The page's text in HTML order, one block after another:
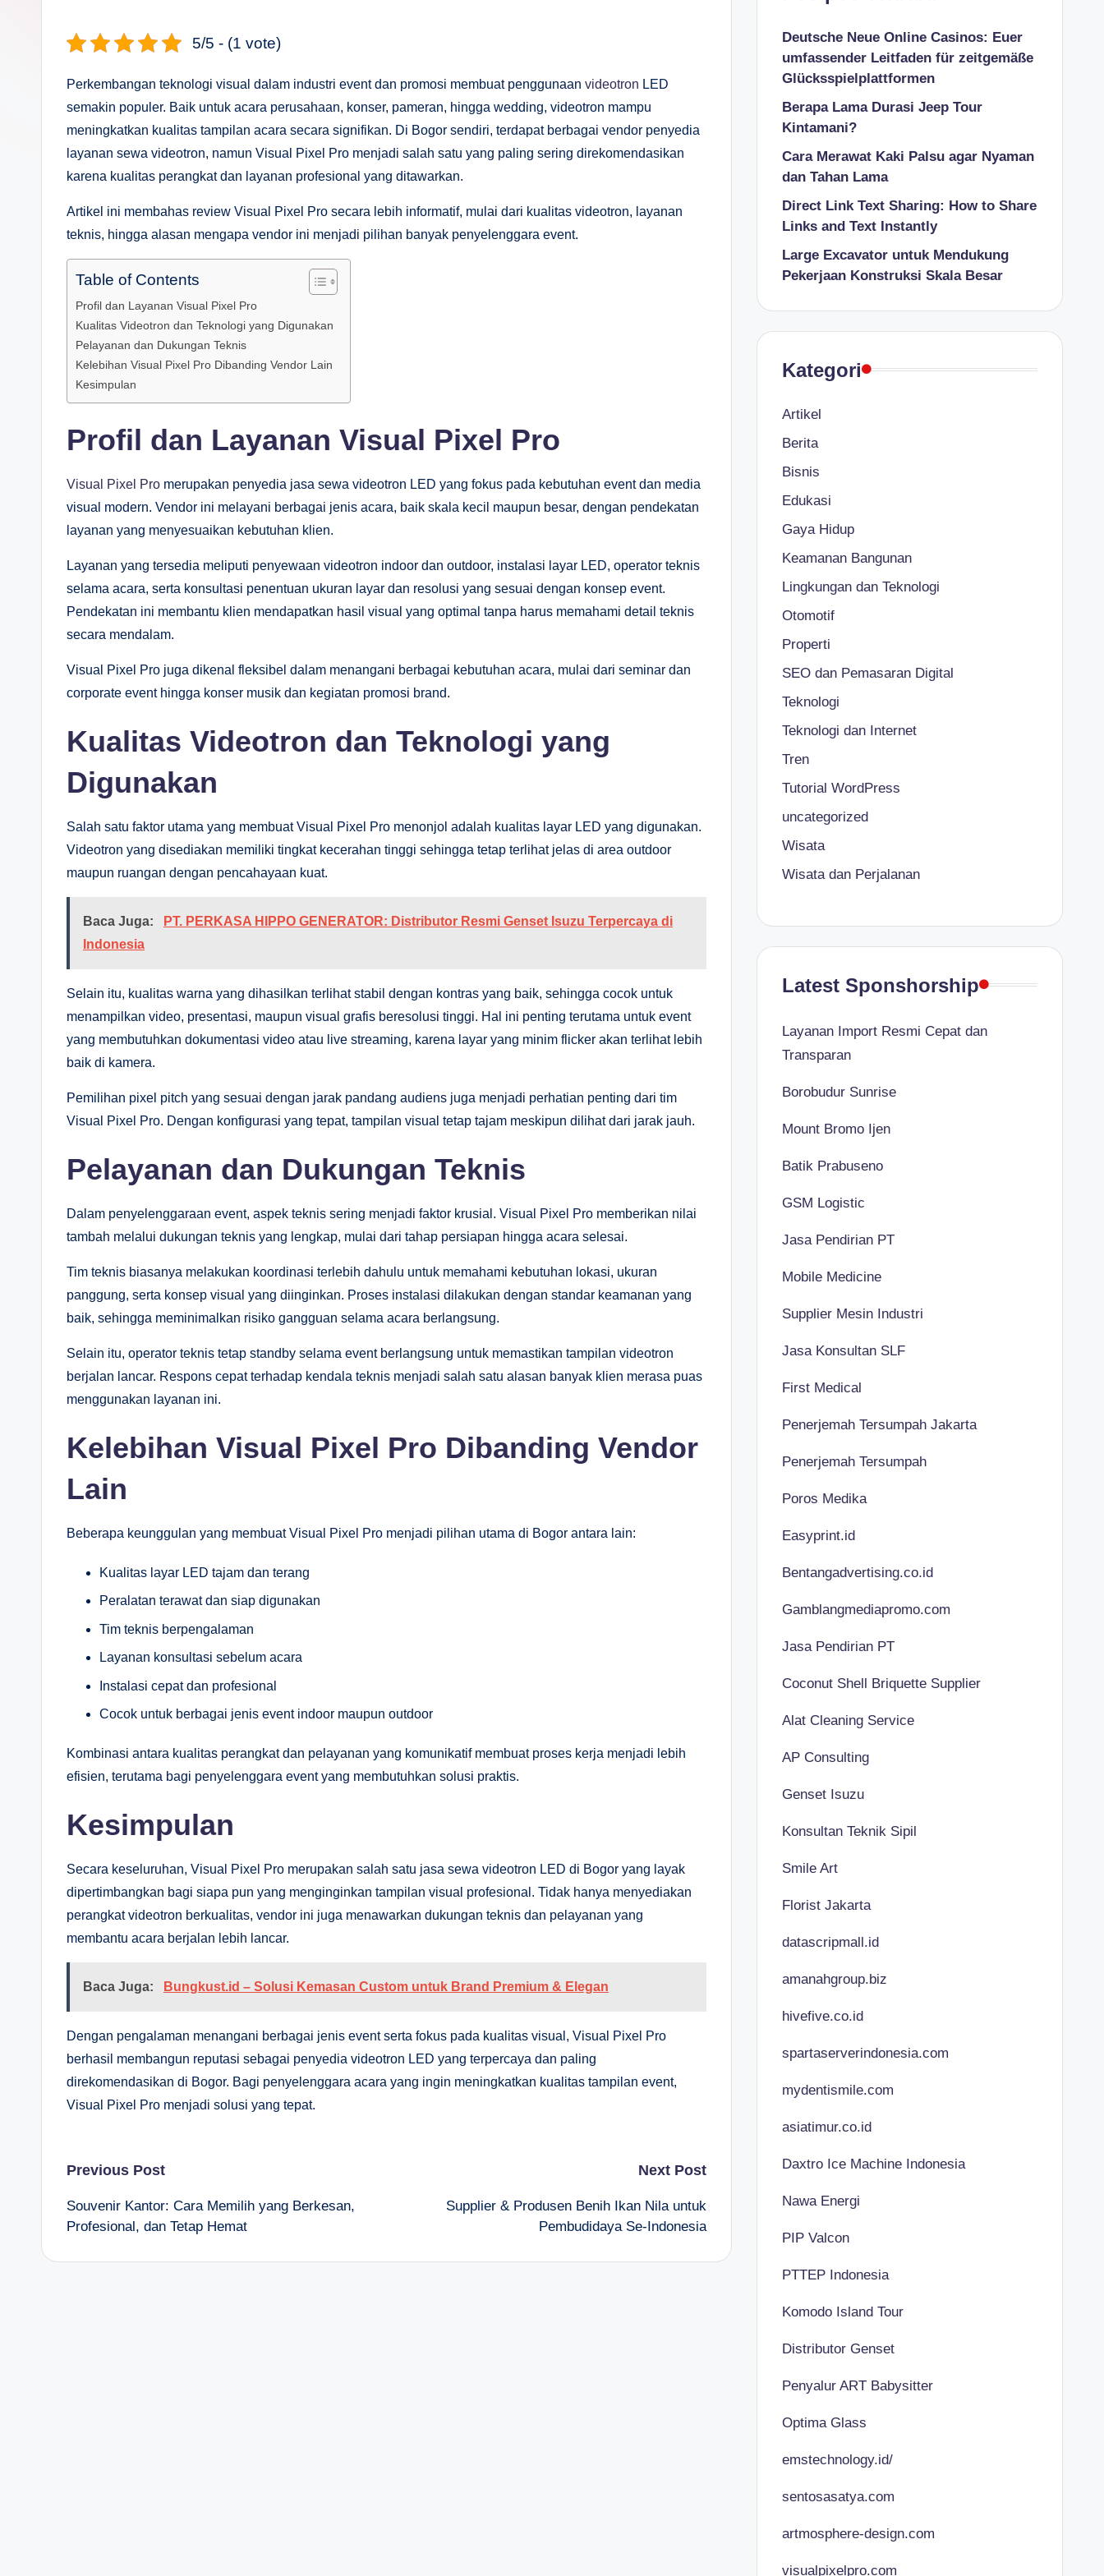
D
5/5 - (1 vote)
Perkembangan teknologi visual dalam industri event dan promosi membuat penggunaan videotron LED
semakin populer. Baik untuk acara perusahaan, konser, pameran, hingga wedding, videotron mampu
meningkatkan kualitas tampilan acara secara signifikan. Di Bogor sendiri, terdapat berbagai vendor penyedia
layanan sewa videotron, namun Visual Pixel Pro menjadi salah satu yang paling sering direkomendasikan
karena kualitas perangkat dan layanan profesional yang ditawarkan.
Artikel ini membahas review Visual Pixel Pro secara lebih informatif, mulai dari kualitas videotron, layanan
teknis, hingga alasan mengapa vendor ini menjadi pilihan banyak penyelenggara event.
Table of Contents
Profil dan Layanan Visual Pixel Pro
Kualitas Videotron dan Teknologi yang Digunakan
Pelayanan dan Dukungan Teknis
Kelebihan Visual Pixel Pro Dibanding Vendor Lain
Kesimpulan
Profil dan Layanan Visual Pixel Pro
Visual Pixel Pro merupakan penyedia jasa sewa videotron LED yang fokus pada kebutuhan event dan media
visual modern. Vendor ini melayani berbagai jenis acara, baik skala kecil maupun besar, dengan pendekatan
layanan yang menyesuaikan kebutuhan klien.
Layanan yang tersedia meliputi penyewaan videotron indoor dan outdoor, instalasi layar LED, operator teknis
selama acara, serta konsultasi penentuan ukuran layar dan resolusi yang sesuai dengan konsep event.
Pendekatan ini membantu klien mendapatkan hasil visual yang optimal tanpa harus memahami detail teknis
secara mendalam.
Visual Pixel Pro juga dikenal fleksibel dalam menangani berbagai kebutuhan acara, mulai dari seminar dan
corporate event hingga konser musik dan kegiatan promosi brand.
Kualitas Videotron dan Teknologi yang
Digunakan
Salah satu faktor utama yang membuat Visual Pixel Pro menonjol adalah kualitas layar LED yang digunakan.
Videotron yang disediakan memiliki tingkat kecerahan tinggi sehingga tetap terlihat jelas di area outdoor
maupun ruangan dengan pencahayaan kuat.
Baca Juga:
PT. PERKASA HIPPO GENERATOR: Distributor Resmi Genset Isuzu Terpercaya di
Indonesia
Selain itu, kualitas warna yang dihasilkan terlihat stabil dengan kontras yang baik, sehingga cocok untuk
menampilkan video, presentasi, maupun visual grafis beresolusi tinggi. Hal ini penting terutama untuk event
yang membutuhkan dokumentasi video atau live streaming, karena layar yang minim flicker akan terlihat lebih
baik di kamera.
Pemilihan pixel pitch yang sesuai dengan jarak pandang audiens juga menjadi perhatian penting dari tim
Visual Pixel Pro. Dengan konfigurasi yang tepat, tampilan visual tetap tajam meskipun dilihat dari jarak jauh.
Pelayanan dan Dukungan Teknis
Dalam penyelenggaraan event, aspek teknis sering menjadi faktor krusial. Visual Pixel Pro memberikan nilai
tambah melalui dukungan teknis yang lengkap, mulai dari tahap persiapan hingga acara selesai.
Tim teknis biasanya melakukan koordinasi terlebih dahulu untuk memahami kebutuhan lokasi, ukuran
panggung, serta konsep visual yang diinginkan. Proses instalasi dilakukan dengan standar keamanan yang
baik, sehingga meminimalkan risiko gangguan selama acara berlangsung.
Selain itu, operator teknis tetap standby selama event berlangsung untuk memastikan tampilan videotron
berjalan lancar. Respons cepat terhadap kendala teknis menjadi salah satu alasan banyak klien merasa puas
menggunakan layanan ini.
Kelebihan Visual Pixel Pro Dibanding Vendor
Lain
Beberapa keunggulan yang membuat Visual Pixel Pro menjadi pilihan utama di Bogor antara lain:
Kualitas layar LED tajam dan terang
Peralatan terawat dan siap digunakan
Tim teknis berpengalaman
Layanan konsultasi sebelum acara
Instalasi cepat dan profesional
Cocok untuk berbagai jenis event indoor maupun outdoor
Kombinasi antara kualitas perangkat dan pelayanan yang komunikatif membuat proses kerja menjadi lebih
efisien, terutama bagi penyelenggara event yang membutuhkan solusi praktis.
Kesimpulan
Secara keseluruhan, Visual Pixel Pro merupakan salah satu jasa sewa videotron LED di Bogor yang layak
dipertimbangkan bagi siapa pun yang menginginkan tampilan visual profesional. Tidak hanya menyediakan
perangkat videotron berkualitas, vendor ini juga menawarkan dukungan teknis dan pelayanan yang
membantu acara berjalan lebih lancar.
Baca Juga: Bungkust.id – Solusi Kemasan Custom untuk Brand Premium & Elegan
Dengan pengalaman menangani berbagai jenis event serta fokus pada kualitas visual, Visual Pixel Pro
berhasil membangun reputasi sebagai penyedia videotron LED yang terpercaya dan paling
direkomendasikan di Bogor. Bagi penyelenggara acara yang ingin meningkatkan kualitas tampilan event,
Visual Pixel Pro menjadi solusi yang tepat.
Post
navigation
Previous Post
Souvenir Kantor: Cara Memilih yang Berkesan,
Profesional, dan Tetap Hemat
Next Post
Supplier & Produsen Benih Ikan Nila untuk
Pembudidaya Se-Indonesia
Deutsche Neue Online Casinos: Euer
umfassender Leitfaden für zeitgemäße
Glücksspielplattformen
Berapa Lama Durasi Jeep Tour
Kintamani?
Cara Merawat Kaki Palsu agar Nyaman
dan Tahan Lama
Direct Link Text Sharing: How to Share
Links and Text Instantly
Large Excavator untuk Mendukung
Pekerjaan Konstruksi Skala Besar
Kategori
Artikel
Berita
Bisnis
Edukasi
Gaya Hidup
Keamanan Bangunan
Lingkungan dan Teknologi
Otomotif
Properti
SEO dan Pemasaran Digital
Teknologi
Teknologi dan Internet
Tren
Tutorial WordPress
uncategorized
Wisata
Wisata dan Perjalanan
Latest Sponshorship
Layanan Import Resmi Cepat dan
Transparan
Borobudur Sunrise
Mount Bromo Ijen
Batik Prabuseno
GSM Logistic
Jasa Pendirian PT
Mobile Medicine
Supplier Mesin Industri
Jasa Konsultan SLF
First Medical
Penerjemah Tersumpah Jakarta
Penerjemah Tersumpah
Poros Medika
Easyprint.id
Bentangadvertising.co.id
Gamblangmediapromo.com
Jasa Pendirian PT
Coconut Shell Briquette Supplier
Alat Cleaning Service
AP Consulting
Genset Isuzu
Konsultan Teknik Sipil
Smile Art
Florist Jakarta
datascripmall.id
amanahgroup.biz
hivefive.co.id
spartaserverindonesia.com
mydentismile.com
asiatimur.co.id
Daxtro Ice Machine Indonesia
Nawa Energi
PIP Valcon
PTTEP Indonesia
Komodo Island Tour
Distributor Genset
Penyalur ART Babysitter
Optima Glass
emstechnology.id/
sentosasatya.com
artmosphere-design.com
visualpixelpro.com